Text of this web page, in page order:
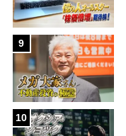
9
10